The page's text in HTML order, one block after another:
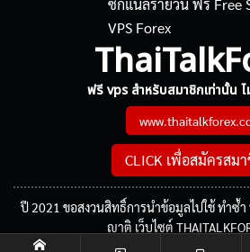
ฟรี vps สำหรับสมาชิกเท่านั้น ไ
CLICK เพื่อสมัครสม
ปี 2021 ขอสงวนสิทธิ์การนำข้อมูลไปใช้ ทำซ้
ญาติ เว็บไซต์